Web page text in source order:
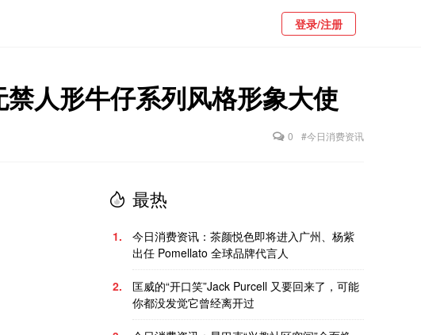
登录/注册
人形牛仔系列风格形象大使
0 #今日消费资讯
最热
1.
今日消费资讯：茶颜悦色即将进入广州、杨紫
出任 Pomellato 全球品牌代言人
2.
匡威的“开口笑”Jack Purcell 又要回来了，可能
你都没发觉它曾经离开过